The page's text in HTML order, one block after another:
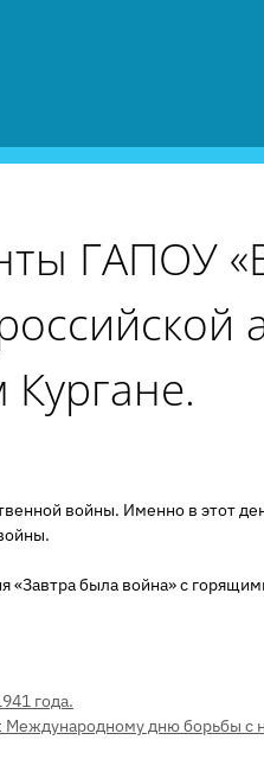
ГАПОУ
войны. Именно в этот
была война» с
года.
Международному дню борьбы с